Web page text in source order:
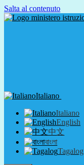
Salta al contenuto
Italiano
Italiano
English
中文
বাংলা
Tagalog